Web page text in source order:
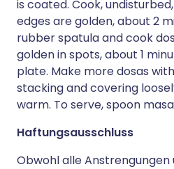
is coated. Cook,
edges are golden, about 2
rubber spatula and cook
golden in spots, about 1
plate. Make more dosas
stacking and covering
warm. To serve, spoon
Haftungsausschluss
Obwohl alle